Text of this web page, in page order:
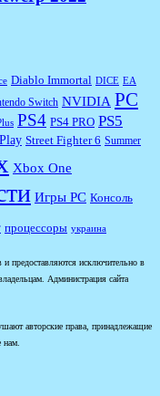
Diablo Immortal DICE EA
Switch NVIDIA PC
PS4 PS4 PRO PS5
Street Fighter 6 Summer
Xbox One
Игры PC Консоль
процессоры украина
предоставляются исключительно в
Администрация сайта
авторские права, принадлежащие